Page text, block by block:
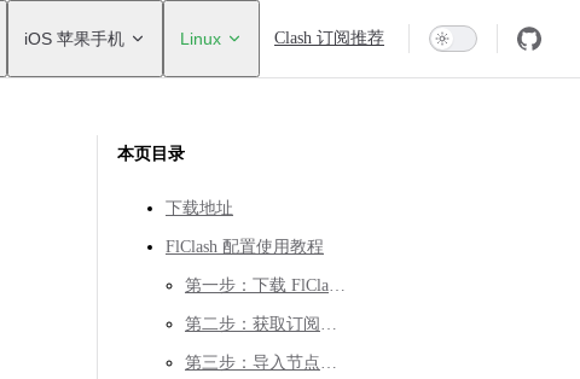
iOS 苹果手机 Linux Clash 订阅推荐
本页目录
下载地址
FlClash 配置使用教程
第一步：下载 FlClash ，安装并启动
第二步：获取订阅地址
第三步：导入节点配置